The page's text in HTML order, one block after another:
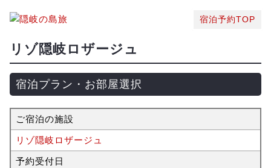
宿泊予約TOP
リゾ隠岐ロザージュ
宿泊プラン・お部屋選択
ご宿泊の施設
リゾ隠岐ロザージュ
予約受付日